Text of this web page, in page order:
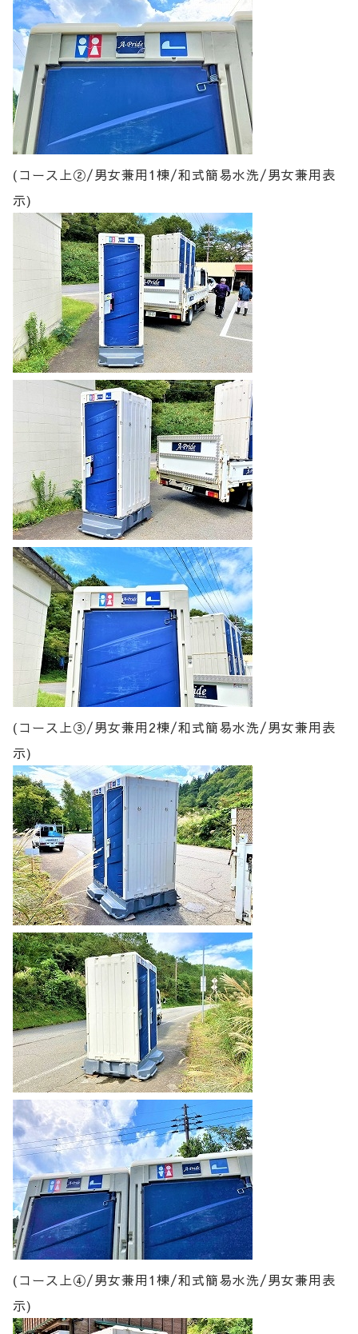
(コース上②/男女兼用1棟/和式簡易水洗/男女兼用表
示)
(コース上③/男女兼用2棟/和式簡易水洗/男女兼用表
示)
(コース上④/男女兼用1棟/和式簡易水洗/男女兼用表
示)